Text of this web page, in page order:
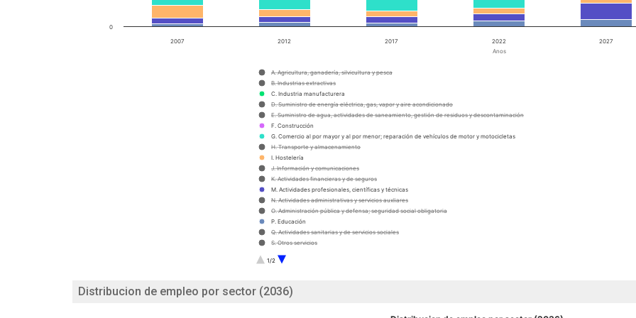
Anos
A. Agricultura, ganadería, silvicultura y pesca
B. Industrias extractivas
C. Industria manufacturera
D. Suministro de energía eléctrica, gas, vapor y aire acondicionado
E. Suministro de agua, actividades de saneamiento, gestión de residuos y descontaminación
F. Construcción
G. Comercio al por mayor y al por menor; reparación de vehículos de motor y motocicletas
H. Transporte y almacenamiento
I. Hostelería
J. Información y comunicaciones
K. Actividades financieras y de seguros
M. Actividades profesionales, científicas y técnicas
N. Actividades administrativas y servicios auxliares
O. Administración pública y defensa; seguridad social obligatoria
P. Educación
Q. Actividades sanitarias y de servicios sociales
S. Otros servicios
U. Actividades de organizaciones y organismos extraterritoriales
1/2
2007 2012 2017 2022 2027
0
Distribucion de empleo por sector (2036)